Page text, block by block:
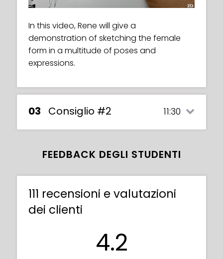
In this video, Rene will give a
demonstration of sketching the female
form in a multitude of poses and
expressions.
03 Consiglio #2 11:30
FEEDBACK DEGLI STUDENTI
111 recensioni e valutazioni
dei clienti
4.2